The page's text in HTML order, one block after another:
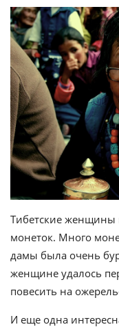
Тибетские женщины
монеток. Много
дамы была очень
женщине удалось
повесить на
И еще одна